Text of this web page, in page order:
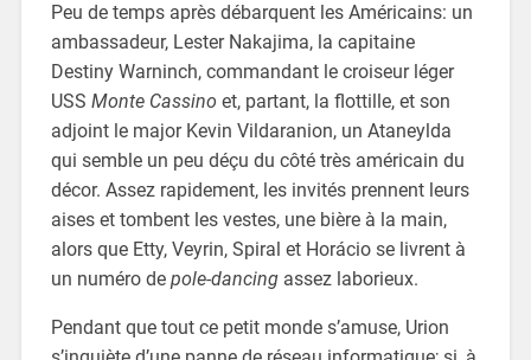
Peu de temps après débarquent les Américains: un
ambassadeur, Lester Nakajima, la capitaine
Destiny Warninch, commandant le croiseur léger
USS Monte Cassino et, partant, la flottille, et son
adjoint le major Kevin Vildaranion, un Ataneylda
qui semble un peu déçu du côté très américain du
décor. Assez rapidement, les invités prennent leurs
aises et tombent les vestes, une bière à la main,
alors que Etty, Veyrin, Spiral et Horácio se livrent à
un numéro de pole-dancingassez laborieux.
Pendant que tout ce petit monde s’amuse, Urion